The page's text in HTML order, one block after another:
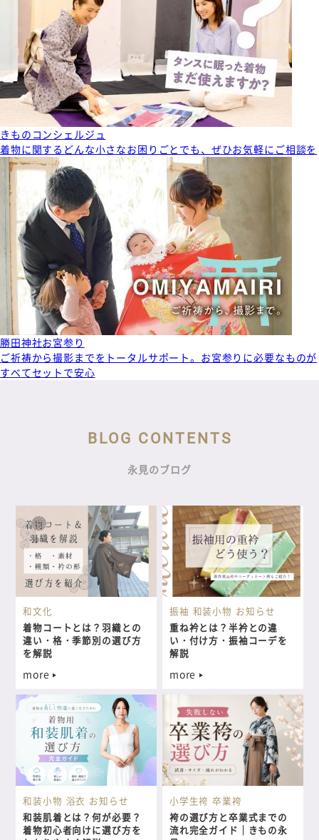
きものコンシェルジュ
着物に関するどんな小さなお困りごとでも、ぜひお気軽にご相談を
勝田神社お宮参り
ご祈祷から撮影までをトータルサポート。お宮参りに必要なものが
すべてセットで安心
BLOG CONTENTS
永見のブログ
和文化
着物コートとは？羽織との
違い・格・季節別の選び方
を解説
more
振袖 和装小物 お知らせ
重ね衿とは？半衿との違
い・付け方・振袖コーデを
解説
more
和装小物 浴衣 お知らせ
和装肌着とは？何が必要？
着物初心者向けに選び方を
小学生袴 卒業袴
袴の選び方と卒業式までの
流れ完全ガイド｜きもの永